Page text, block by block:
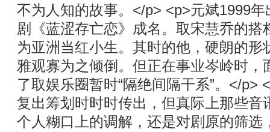
不为人知的故事。</p> <p>元斌1999
剧《蓝涩存亡恋》成名。取宋慧乔的搭
为亚洲当红小生。其时的他，硬朗的形
雅观寡为之倾倒。但正在事业岑岭时，
了取娱乐圈暂时“隔绝间隔干系”。</p>
复出筹划时时时传出，但真际上那些音
个人糊口上的调解，还是对剧原的筛选